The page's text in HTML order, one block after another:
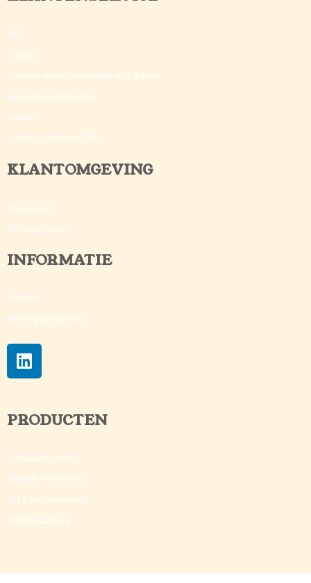
FAQ
Contact
Voorwaarden en bepalingen voor gebruik
Algemene voorwaarden
Credits
©toolsvandecoach 2020
KLANTOMGEVING
Mijn account
Mijn bestellingen
INFORMATIE
Over ons
Werving van auteurs
PRODUCTEN
Loopbaancoaching
Versterk je coaching​
Life & Jeugdcoaching
Bedrijfscoaching​